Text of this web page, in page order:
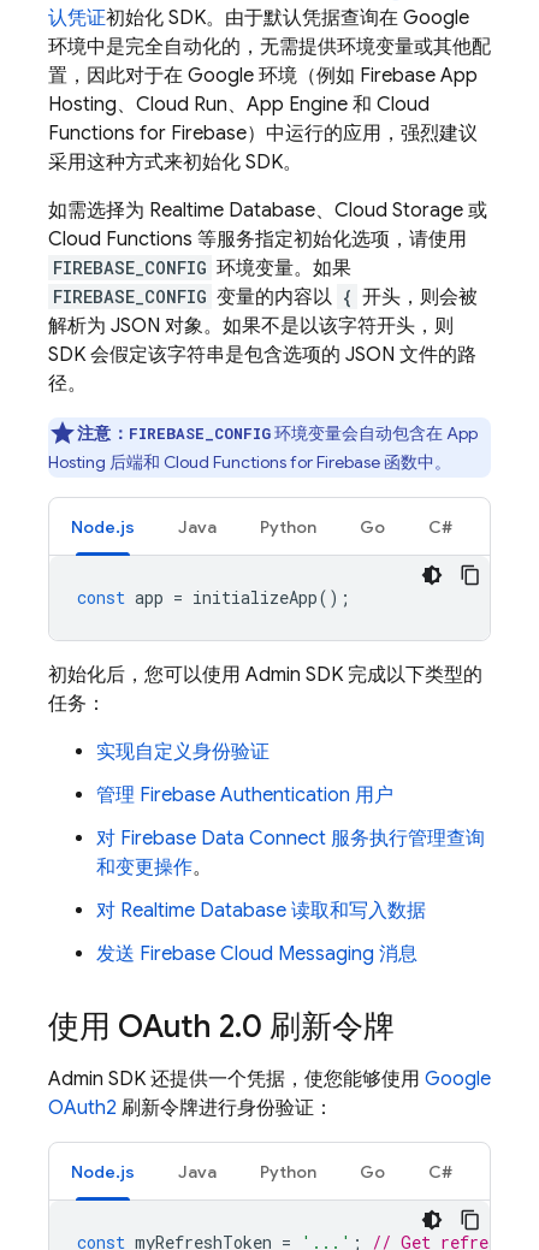
认凭证初始化 SDK。由于默认凭据查询在 Google
环境中是完全自动化的，无需提供环境变量或其他配
置，因此对于在 Google 环境（例如 Firebase App
Hosting、Cloud Run、App Engine 和 Cloud
Functions for Firebase）中运行的应用，强烈建议
采用这种方式来初始化 SDK。
如需选择为 Realtime Database、 Cloud Storage 或
Cloud Functions 等服务指定初始化选项，请使用
FIREBASE_CONFIG 环境变量。如果
FIREBASE_CONFIG 变量的内容以 { 开头，则会被
解析为 JSON 对象。如果不是以该字符开头，则
SDK 会假定该字符串是包含选项的 JSON 文件的路
径。
注意： FIREBASE_CONFIG环境变量会自动包含在App
Hosting 后端和 Cloud Functions for Firebase 函数中。
Node.js Java Python Go C#
const app = initializeApp();
初始化后，您可以使用 Admin SDK 完成以下类型的
任务：
实现自定义身份验证
管理 Firebase Authentication 用户
对 Firebase Data Connect 服务执行管理查询
和变更操作。
对 Realtime Database 读取和写入数据
发送 Firebase Cloud Messaging 消息
使用 OAuth 2.0 刷新令牌
Admin SDK 还提供一个凭据，使您能够使用 Google
OAuth2 刷新令牌进行身份验证：
Node.js Java Python Go C#
const myRefreshToken = '...' ; // Get refresh